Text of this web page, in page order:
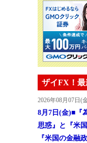
ザイFX！
2026年08月07日(
8月7日(金)■『
思惑』と『米
『米国の金融